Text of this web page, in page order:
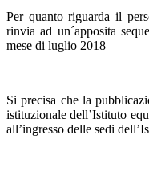
Per quanto riguarda il
rinvia ad un´apposita
mese di luglio 2018
Si precisa che la
istituzionale dell’Istituto
all’ingresso delle sedi